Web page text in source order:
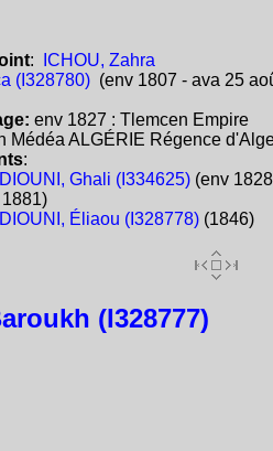
:
ICHOU, Zahra
(I328780)(env 1807 - ava 25
env 1827 : Tlemcen Empire
Médéa ALGÉRIE Régence
:
Ghali (I334625)(env
Éliaou (I328778)(1846)
(I328777)